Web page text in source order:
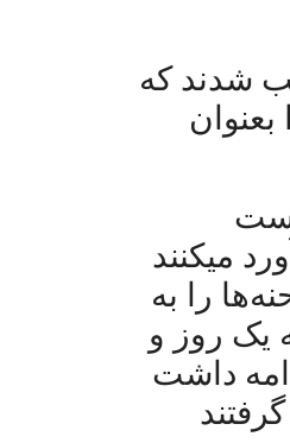
شدند که
میکنند
را به
یک روز و
داشت